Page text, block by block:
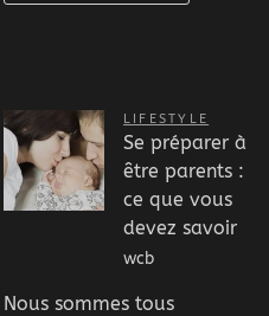
LIFESTYLE
Se préparer à
être parents :
ce que vous
devez savoir
wcb
Nous sommes tous